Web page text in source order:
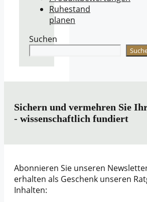
Ruhestand
planen
Suchen
Sichern und vermehren Sie
- wissenschaftlich fundiert
Abonnieren Sie unseren
erhalten als Geschenk unseren
Inhalten: